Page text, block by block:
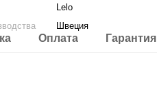
Lelo
Швеция
Оплата Гарантия